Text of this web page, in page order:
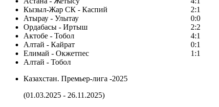
Кызыл-Жар СК - Каспий
2:1
Атырау - Улытау
0:0
Ордабасы - Иртыш
2:2
Актобе - Тобол
4:1
Алтай - Кайрат
0:1
Елимай - Окжетпес
1:1
Алтай - Тобол
Казахстан. Премьер-лига -2025
(01.03.2025 - 26.11.2025)